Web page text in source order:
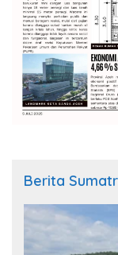
Berita